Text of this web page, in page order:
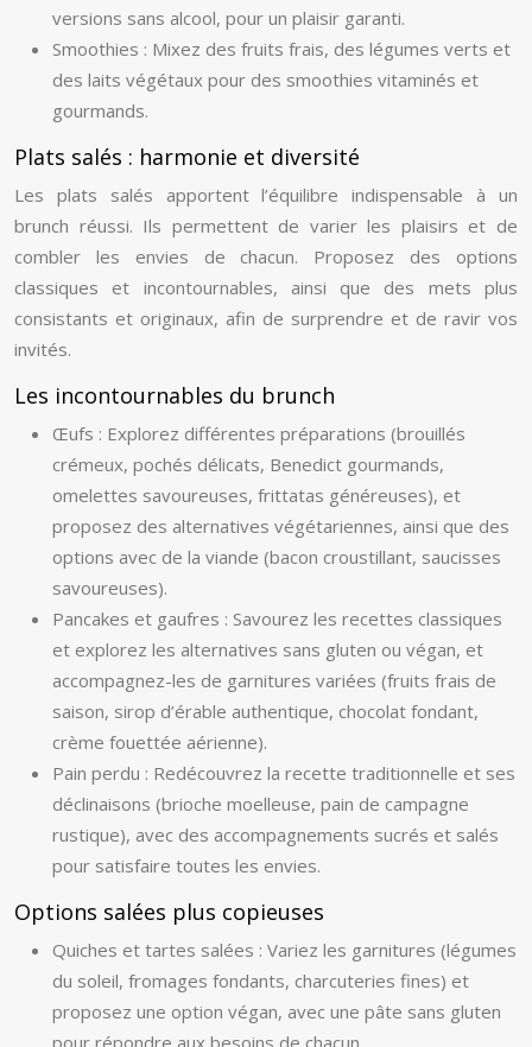
versions sans alcool, pour un plaisir garanti.
Smoothies : Mixez des fruits frais, des légumes verts et
des laits végétaux pour des smoothies vitaminés et
gourmands.
Plats salés : harmonie et diversité
Les plats salés apportent l’équilibre indispensable à un
brunch réussi. Ils permettent de varier les plaisirs et de
combler les envies de chacun. Proposez des options
classiques et incontournables, ainsi que des mets plus
consistants et originaux, afin de surprendre et de ravir vos
invités.
Les incontournables du brunch
Œufs : Explorez différentes préparations (brouillés
crémeux, pochés délicats, Benedict gourmands,
omelettes savoureuses, frittatas généreuses), et
proposez des alternatives végétariennes, ainsi que des
options avec de la viande (bacon croustillant, saucisses
savoureuses).
Pancakes et gaufres : Savourez les recettes classiques
et explorez les alternatives sans gluten ou végan, et
accompagnez-les de garnitures variées (fruits frais de
saison, sirop d’érable authentique, chocolat fondant,
crème fouettée aérienne).
Pain perdu : Redécouvrez la recette traditionnelle et ses
déclinaisons (brioche moelleuse, pain de campagne
rustique), avec des accompagnements sucrés et salés
pour satisfaire toutes les envies.
Options salées plus copieuses
Quiches et tartes salées : Variez les garnitures (légumes
du soleil, fromages fondants, charcuteries fines) et
proposez une option végan, avec une pâte sans gluten
pour répondre aux besoins de chacun.